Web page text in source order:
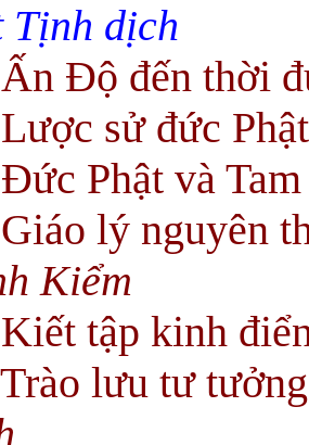
Tịnh dịch
Ðộ đến thời
sử đức
Phật và
lý nguyên
Kiểm
tập kinh
lưu tư